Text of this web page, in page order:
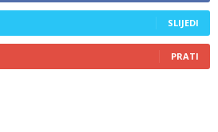
SLIJEDI
PRATI